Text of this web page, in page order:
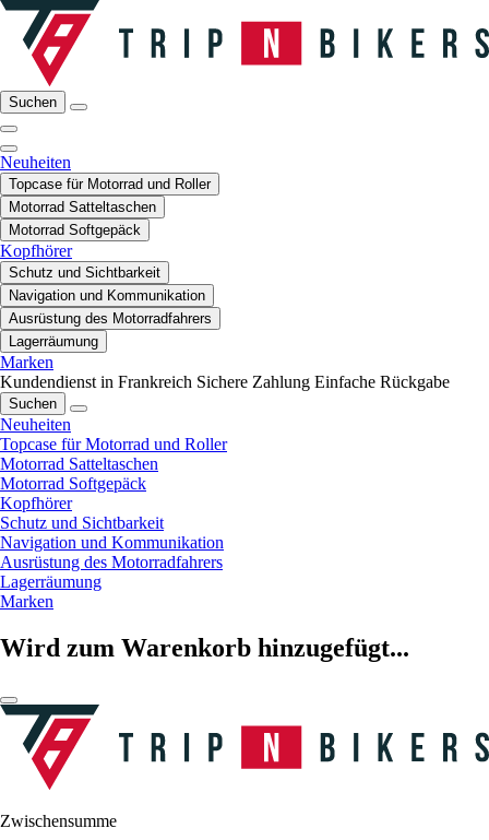
Suchen
Neuheiten
Topcase für Motorrad und Roller
Motorrad Satteltaschen
Motorrad Softgepäck
Kopfhörer
Schutz und Sichtbarkeit
Navigation und Kommunikation
Ausrüstung des Motorradfahrers
Lagerräumung
Marken
Kundendienst in Frankreich Sichere Zahlung Einfache Rückgabe
Suchen
Neuheiten
Topcase für Motorrad und Roller
Motorrad Satteltaschen
Motorrad Softgepäck
Kopfhörer
Schutz und Sichtbarkeit
Navigation und Kommunikation
Ausrüstung des Motorradfahrers
Lagerräumung
Marken
Wird zum Warenkorb hinzugefügt...
Zwischensumme